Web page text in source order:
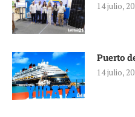
14 julio,
Puerto
14 julio,